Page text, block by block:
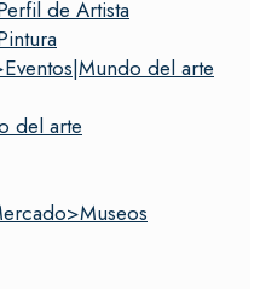
de Artista
del arte
del arte